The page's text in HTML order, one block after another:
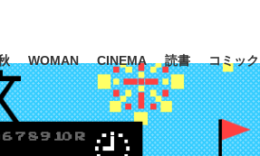
ビジネス インタビュー
WOMAN CINEMA 読書 コミック
ド入力